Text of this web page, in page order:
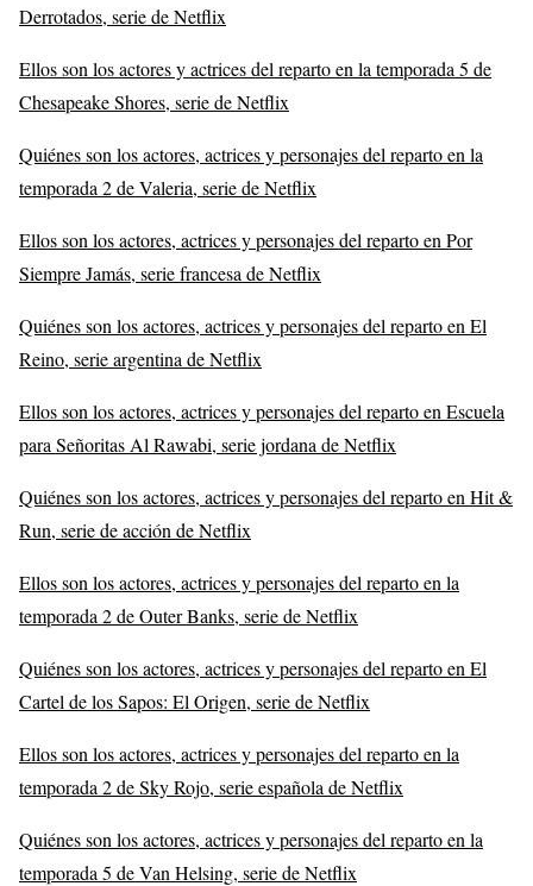
Derrotados, serie de Netflix
Ellos son los actores y actrices del reparto en la temporada 5 de
Chesapeake Shores, serie de Netflix
Quiénes son los actores, actrices y personajes del reparto en la
temporada 2 de Valeria, serie de Netflix
Ellos son los actores, actrices y personajes del reparto en Por
Siempre Jamás, serie francesa de Netflix
Quiénes son los actores, actrices y personajes del reparto en El
Reino, serie argentina de Netflix
Ellos son los actores, actrices y personajes del reparto en Escuela
para Señoritas Al Rawabi, serie jordana de Netflix
Quiénes son los actores, actrices y personajes del reparto en Hit &
Run, serie de acción de Netflix
Ellos son los actores, actrices y personajes del reparto en la
temporada 2 de Outer Banks, serie de Netflix
Quiénes son los actores, actrices y personajes del reparto en El
Cartel de los Sapos: El Origen, serie de Netflix
Ellos son los actores, actrices y personajes del reparto en la
temporada 2 de Sky Rojo, serie española de Netflix
Quiénes son los actores, actrices y personajes del reparto en la
temporada 5 de Van Helsing, serie de Netflix